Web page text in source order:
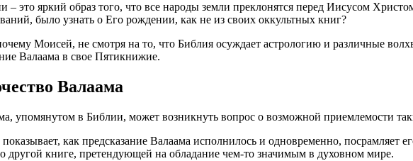
это яркий образ того, что все народы земли преклонятся перед Иисусом
было узнать о Его рождении, как не из своих оккультных книг?
Моисей, не смотря на то, что Библия осуждает астрологию и различные
Валаама в свое Пятикнижие.
Валаама
упомянутом в Библии, может возникнуть вопрос о возможной приемлемости
как предсказание Валаама исполнилось и одновременно, посрамляет
другой книге, претендующей на обладание чем-то значимым в духовном мире.